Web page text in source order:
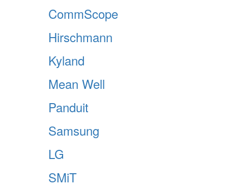
CommScope
Hirschmann
Kyland
Mean Well
Panduit
Samsung
LG
SMiT